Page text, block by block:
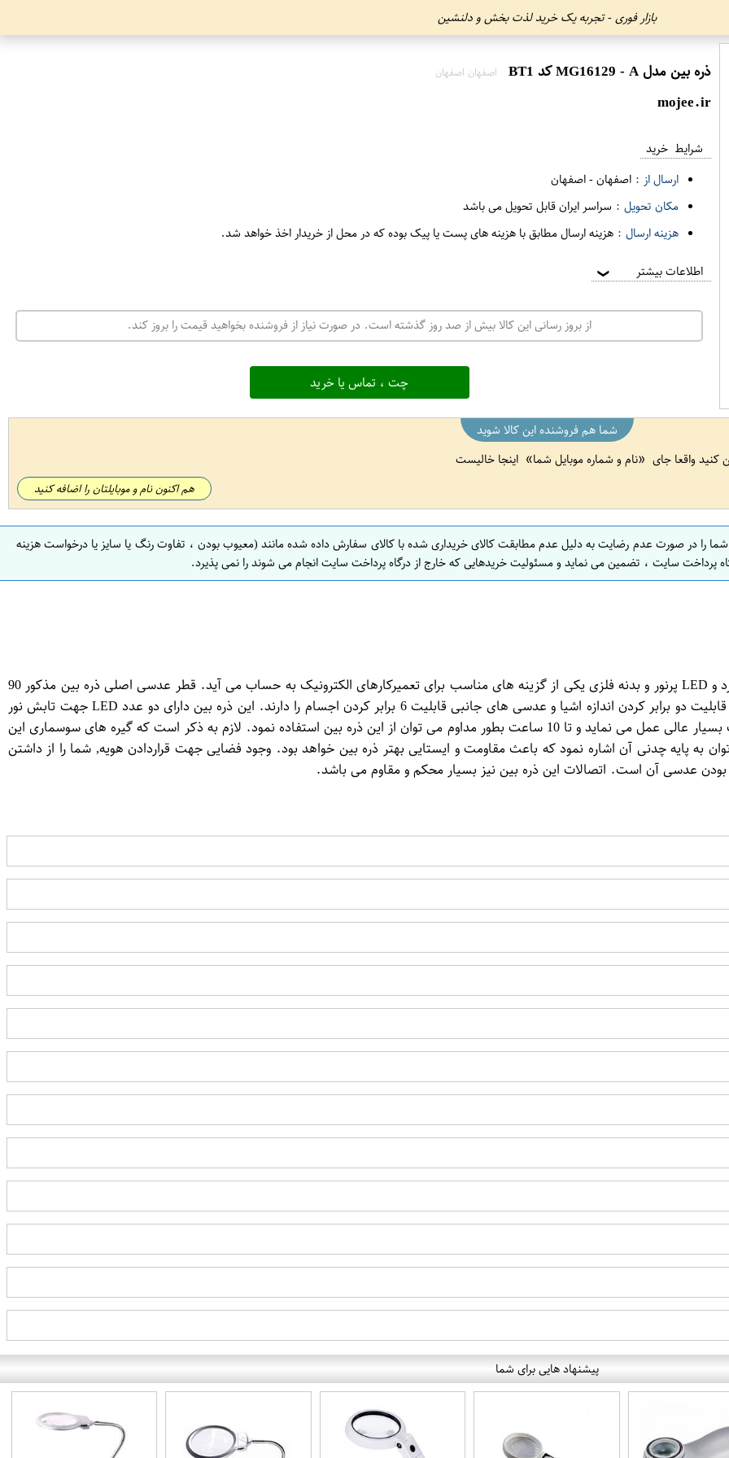
بازار فوری - تجربه یک خرید لذت بخش و دلنشین
ذره بین مدل MG16129 - A کد BT1 اصفهان اصفهان
mojee.ir
شرایط خرید
ارسال از : اصفهان-اصفهان
مکان تحویل : سراسر ایران قابل تحویل می باشد
هزینه ارسال : هزینه ارسال مطابق با هزینه های پست یا پیک بوده که در محل از خریدار اخذ خواهد شد.
اطلاعات بیشتر ❯
از بروز رسانی این کالا بیش از صد روز گذشته است. در صورت نیاز از فروشنده بخواهید قیمت را بروز کند.
چت ، تماس یا خرید
شما هم فروشنده این کالا شوید
کنید واقعا جای
نام و شماره موبایل شما اینجا خالیست
هم اکنون نام و موبایلتان را اضافه کنید
شما را در صورت عدم رضایت به دلیل عدم مطابقت کالای خریداری شده با کالای سفارش داده شده مانند (معیوب بودن ، تفاوت رنگ یا سایز یا درخواست هزینه
پرداخت سایت ، تضمین می نماید و مسئولیت خریدهایی که خارج از درگاه پرداخت سایت انجام می شوند را نمی پذیرد.
ذره بین حرفه ای مدل MG16129 - A با دارا بودن پایه هویه ، گیره برد و LED پرنور و بدنه فلزی یکی از گزینه های مناسب برای تعمیرکارهای الکترونیک به حساب می آید. قطر عدسی اصلی ذره بین مذکور 90
میلی متر و عدسی های جانبی 21 میلیمتر می باشد که عدسی اصلی قابلیت دو برابر کردن اندازه اشیا و عدسی های جانبی قابلیت 6 برابر کردن اجسام را دارند. این ذره بین دارای دو عدد LED جهت تابش نور
است که با 3 عدد باتری نیم قلمی کار می کند و در محیط های تاریک بسیار عالی عمل می نماید و تا 10 ساعت بطور مداوم می توان از این ذره بین استفاده نمود. لازم به ذکر است که گیره های سوسماری این
به پایه چدنی آن اشاره نمود که باعث مقاومت و ایستایی بهتر ذره بین خواهد بود. وجود فضایی جهت قراردادن هویه, شما را از داشتن
عدسی آن است. اتصالات این ذره بین نیز بسیار محکم و مقاوم می باشد.
پیشنهاد هایی برای شما